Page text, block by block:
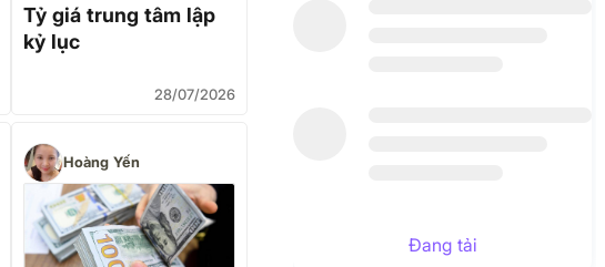
Tỷ giá trung tâm lập
kỷ lục
28/07/2026
Hoàng Yến
Đang tải